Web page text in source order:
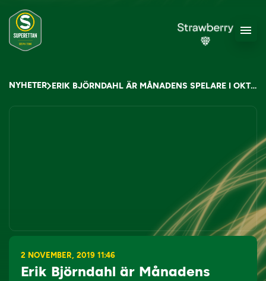
NYHETER ERIK BJÖRNDAHL ÄR MÅNADENS SPELARE I OKTOBER
2 NOVEMBER, 2019 11:46
Erik Björndahl är Månadens